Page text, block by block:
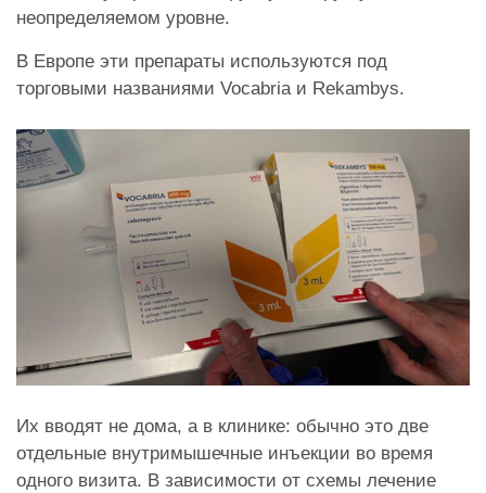
неопределяемом уровне.
В Европе эти препараты используются под
торговыми названиями Vocabria и Rekambys.
Их вводят не дома, а в клинике: обычно это две
отдельные внутримышечные инъекции во время
одного визита. В зависимости от схемы лечение